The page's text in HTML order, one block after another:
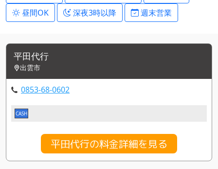
昼間OK
深夜3時以降 週末営業
平田代行
出雲市
0853-68-0602
CASH
平田代行の料金詳細を見る